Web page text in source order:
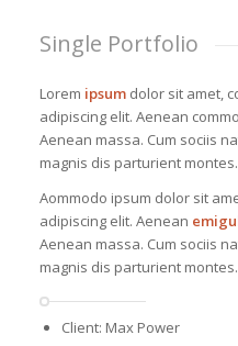
Single Portfolio
Lorem ipsum dolor sit amet,
adipiscing elit. Aenean
Aenean massa. Cum sociis
magnis dis parturient montes.
Aommodo ipsum dolor sit
adipiscing elit. Aenean
Aenean massa. Cum sociis
magnis dis parturient montes.
Client: Max Power